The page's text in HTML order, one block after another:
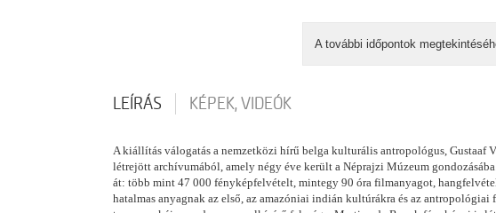
A további időpontok
LEÍRÁS KÉPEK, VIDEÓK
A kiállítás válogatás a nemzetközi hírű belga kulturális antropológus, Gustaaf
létrejött archívumából, amely négy éve került a Néprajzi Múzeum
át: több mint 47 000 fényképfelvételt, mintegy 90 óra filmanyagot,
hatalmas anyagnak az első, az amazóniai indián kultúrákra és az